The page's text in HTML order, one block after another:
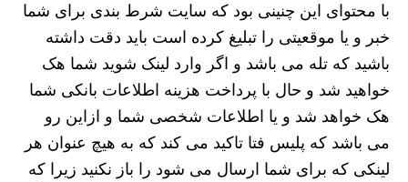
با محتوای این چنینی بود که سایت شرط بندی برای شما
خبر و یا موقعیتی را تبلیغ کرده است باید دقت داشته
باشید که تله می باشد و اگر وارد لینک شوید شما هک
خواهید شد و حال با پرداخت هزینه اطلاعات بانکی شما
هک خواهد شد و یا اطلاعات شخصی شما و ازاین رو
می باشد که پلیس فتا تاکید می کند که به هیچ عنوان هر
لینکی که برای شما ارسال می شود را باز نکنید زیرا که